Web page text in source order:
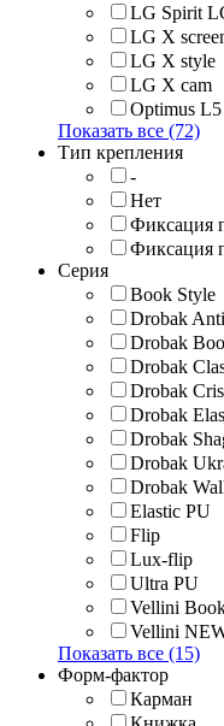
LG Spirit
LG X
LG X style
LG Х cam
Optimus
Показать все (72)
Тип крепления
-
Нет
Фиксация
Фиксация
Серия
Book Style
Drobak
Drobak
Drobak
Drobak
Drobak
Drobak
Drobak
Drobak
Elastic PU
Flip
Lux-flip
Ultra PU
Vellini
Vellini
Показать все (15)
Форм-фактор
Карман